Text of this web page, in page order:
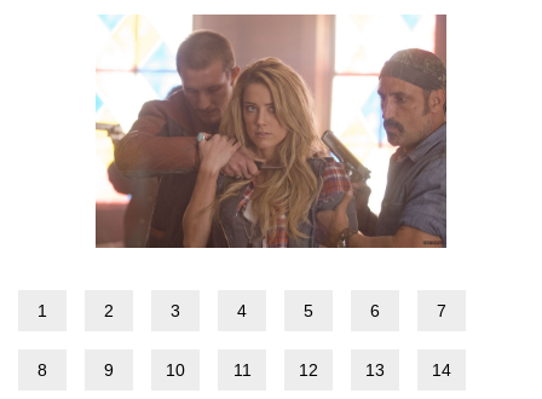
1 2 3 4 5 6 7
8 9 10 11 12 13 14